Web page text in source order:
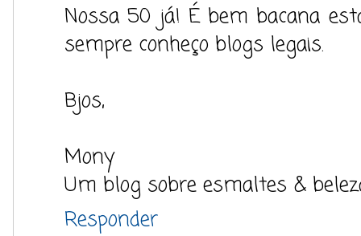
Nossa 50 já! É bem bacana
sempre conheço blogs legais.
Bjos,
Mony
Um blog sobre esmaltes &
Responder